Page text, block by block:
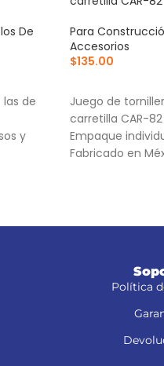
De
las de
y
Para
Accesorios
$135.00
Juego de
carretilla CAR-82
Empaque
Fabricado en
Política